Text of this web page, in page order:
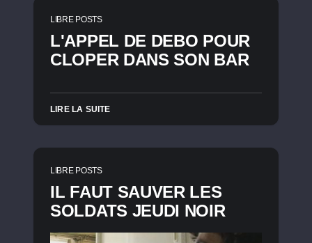
LIBRE POSTS
L'APPEL DE DEBO POUR
CLOPER DANS SON BAR
LIRE LA SUITE
LIBRE POSTS
IL FAUT SAUVER LES
SOLDATS JEUDI NOIR